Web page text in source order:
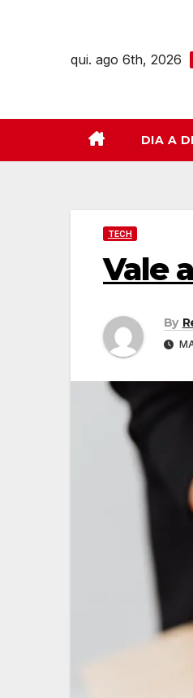
qui. ago 6th, 2026
DIA A
TECH
Vale
By